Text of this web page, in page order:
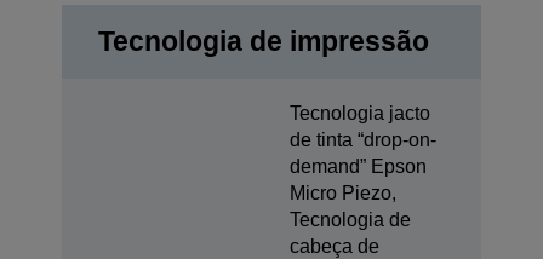
Tecnologia de impressão
Tecnologia jacto
de tinta “drop-on-
demand” Epson
Micro Piezo,
Tecnologia de
cabeça de